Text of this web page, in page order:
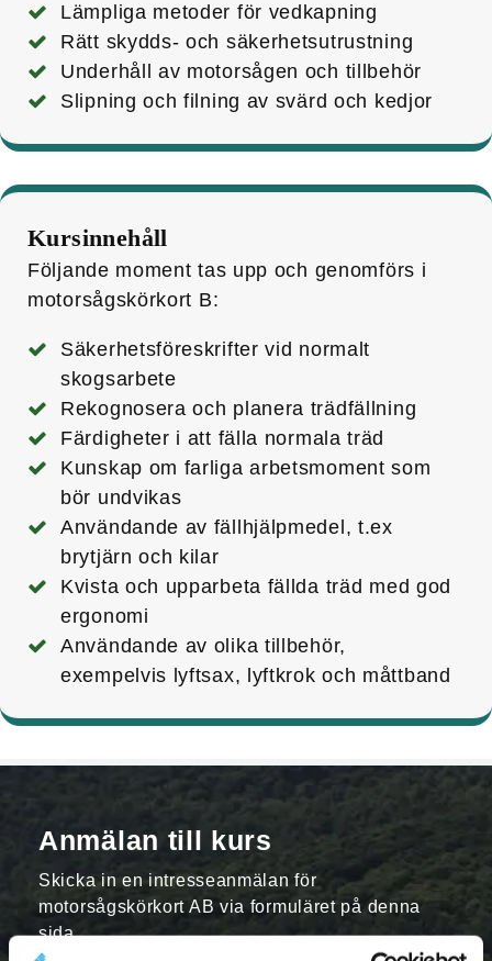
Lämpliga metoder för vedkapning
Rätt skydds- och säkerhetsutrustning
Underhåll av motorsågen och tillbehör
Slipning och filning av svärd och kedjor
Kursinnehåll
Följande moment tas upp och genomförs i
motorsågs­körkort B:
Säkerhetsföreskrifter vid normalt
skogsarbete
Rekognosera och planera trädfällning
Färdigheter i att fälla normala träd
Kunskap om farliga arbetsmoment som
bör undvikas
Användande av fällhjälpmedel, t.ex
brytjärn och kilar
Kvista och upparbeta fällda träd med god
ergonomi
Användande av olika tillbehör,
exempelvis lyftsax, lyftkrok och måttband
Anmälan till kurs
Skicka in en intresseanmälan för
motorsågskörkort AB via formuläret på denna
sida.